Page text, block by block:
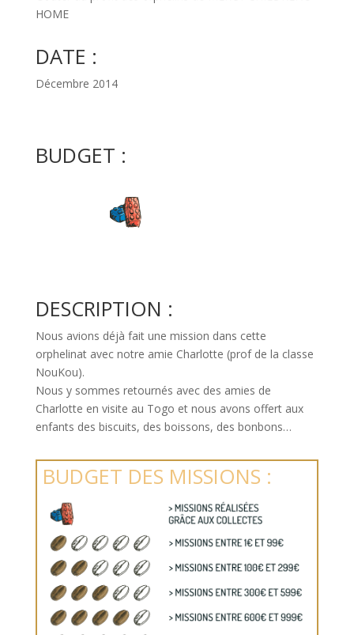
HOME
DATE :
Décembre 2014
BUDGET :
DESCRIPTION :
Nous avions déjà fait une mission dans cette
orphelinat avec notre amie Charlotte (prof de la classe
NouKou).
Nous y sommes retournés avec des amies de
Charlotte en visite au Togo et nous avons offert aux
enfants des biscuits, des boissons, des bonbons…
BUDGET DES MISSIONS :